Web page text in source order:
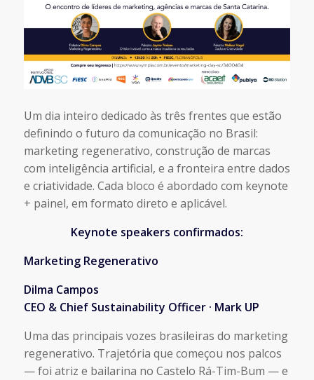
Um dia inteiro dedicado às três frentes que estão
definindo o futuro da comunicação no Brasil:
marketing regenerativo, construção de marcas
com inteligência artificial, e a fronteira entre dados
e criatividade. Cada bloco é abordado com keynote
+ painel, em formato direto e aplicável.
Keynote speakers confirmados:
Marketing Regenerativo
Dilma Campos
CEO & Chief Sustainability Officer · Mark UP
Uma das principais vozes brasileiras do marketing
regenerativo. Trajetória que começou nos palcos
— foi atriz e bailarina no Castelo Rá-Tim-Bum — e